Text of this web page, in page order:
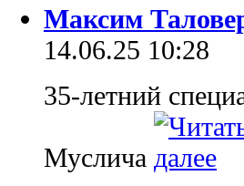
Максим
14.06.25 10:28
35-летний
Муслича